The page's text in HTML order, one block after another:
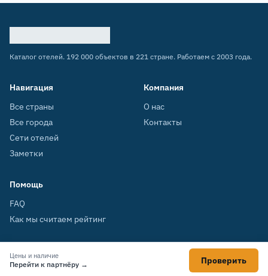
Каталог отелей. 192 000 объектов в 221 стране. Работаем с 2003 года.
Навигация
Все страны
Все города
Сети отелей
Заметки
Компания
О нас
Контакты
Помощь
FAQ
Как мы считаем рейтинг
© 2003–2026 HOTELS.SU
Цены и наличие
Перейти к партнёру → Проверить